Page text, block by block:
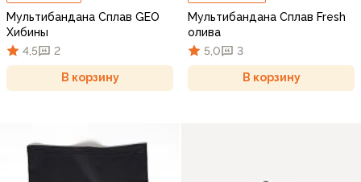
Мультибандана Сплав GEO
Хибины
4,5
2
В корзину
Мультибандана Сплав Fresh
олива
5,0
3
В корзину